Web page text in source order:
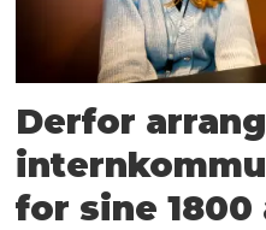
Derfor
for sine 1800